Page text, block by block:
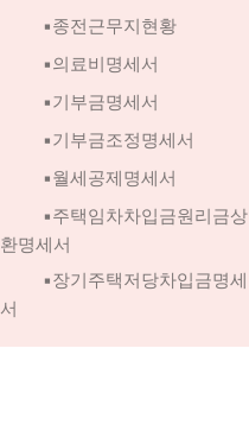
▪️종전근무지현황
▪️의료비명세서
▪️기부금명세서
▪️기부금조정명세서
▪️월세공제명세서
▪️주택임차차입금원리금상
환명세서
▪️장기주택저당차입금명세
서